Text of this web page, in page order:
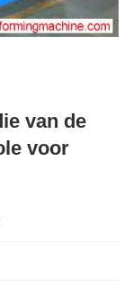
van de
voor